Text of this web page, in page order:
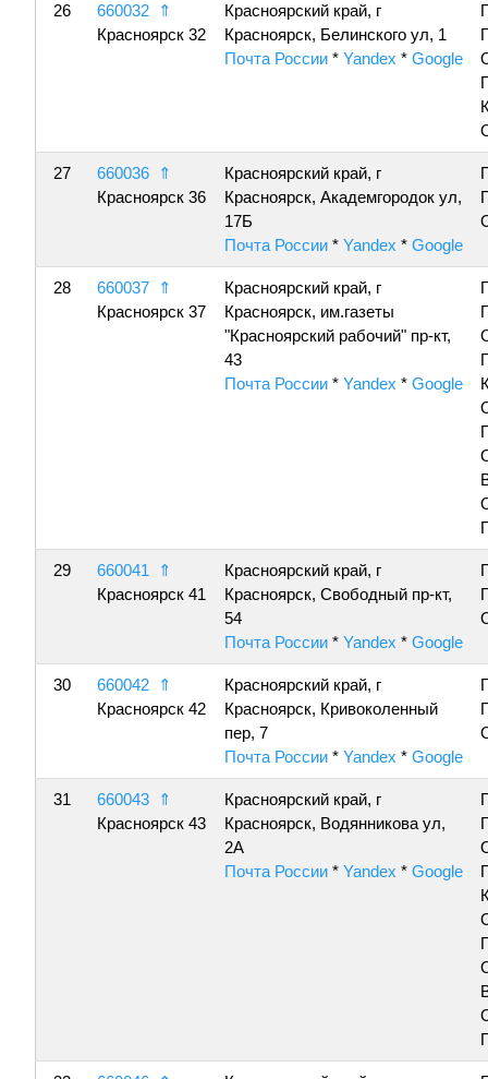
26 660032
⇑
Красноярск 32
Красноярский край, г
Красноярск, Белинского ул, 1
Почта России * Yandex * Google
27 660036
⇑
Красноярск 36
Красноярский край, г
Красноярск, Академгородок ул,
17Б
Почта России * Yandex * Google
28 660037
⇑
Красноярск 37
Красноярский край, г
Красноярск, им.газеты
"Красноярский рабочий" пр-кт,
43
Почта России * Yandex * Google
29 660041
⇑
Красноярск 41
Красноярский край, г
Красноярск, Свободный пр-кт,
54
Почта России * Yandex * Google
30 660042
⇑
Красноярск 42
Красноярский край, г
Красноярск, Кривоколенный
пер, 7
Почта России * Yandex * Google
31 660043
⇑
Красноярск 43
Красноярский край, г
Красноярск, Водянникова ул,
2А
Почта России * Yandex * Google